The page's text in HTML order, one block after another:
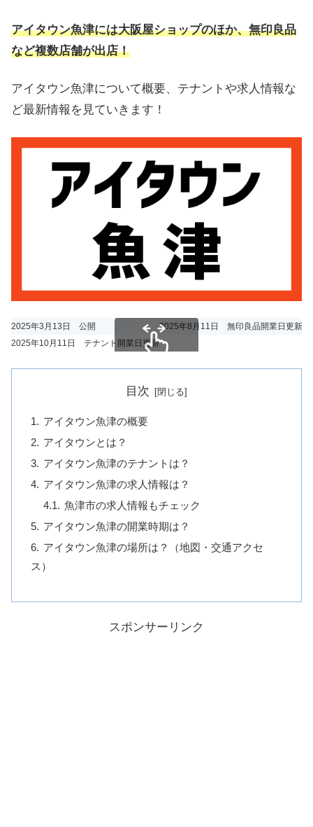
アイタウン魚津には大阪屋ショップのほか、無印良品
など複数店舗が出店！
アイタウン魚津について概要、テナントや求人情報な
ど最新情報を見ていきます！
2025年3月13日 公開
2025年8月11日 無印良品開業日更新
2025年10月11日 テナント開業日更新
スクロールできます
目次
アイタウン魚津の概要
アイタウンとは？
アイタウン魚津のテナントは？
アイタウン魚津の求人情報は？
魚津市の求人情報もチェック
アイタウン魚津の開業時期は？
アイタウン魚津の場所は？（地図・交通アクセ
ス）
スポンサーリンク